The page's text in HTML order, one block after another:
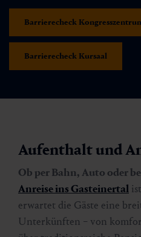
Barrierecheck
Barrierecheck Kursaal
Aufenthalt und
Ob per Bahn, Auto oder
Anreise ins Gasteinertal
erwartet die Gäste eine
Unterkünften − von